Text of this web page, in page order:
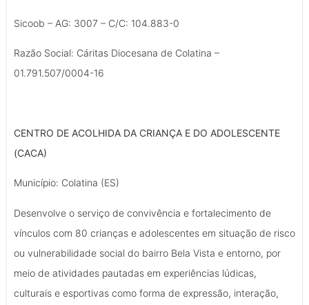
Sicoob – AG: 3007 – C/C: 104.883-0
Razão Social: Cáritas Diocesana de Colatina –
01.791.507/0004-16
CENTRO DE ACOLHIDA DA CRIANÇA E DO ADOLESCENTE
(CACA)
Município: Colatina (ES)
Desenvolve o serviço de convivência e fortalecimento de
vínculos com 80 crianças e adolescentes em situação de risco
ou vulnerabilidade social do bairro Bela Vista e entorno, por
meio de atividades pautadas em experiências lúdicas,
culturais e esportivas como forma de expressão, interação,